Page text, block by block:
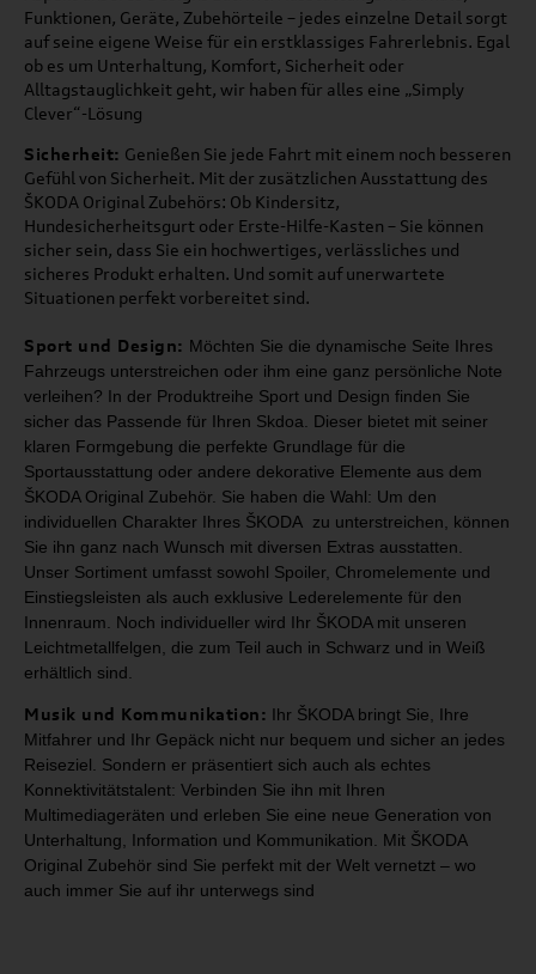
Funktionen, Geräte, Zubehörteile – jedes einzelne Detail sorgt
auf seine eigene Weise für ein erstklassiges Fahrerlebnis. Egal
ob es um Unterhaltung, Komfort, Sicherheit oder
Alltagstauglichkeit geht, wir haben für alles eine „Simply
Clever“-Lösung
Sicherheit: Genießen Sie jede Fahrt mit einem noch besseren
Gefühl von Sicherheit. Mit der zusätzlichen Ausstattung des
ŠKODA Original Zubehörs: Ob Kindersitz,
Hundesicherheitsgurt oder Erste-Hilfe-Kasten – Sie können
sicher sein, dass Sie ein hochwertiges, verlässliches und
sicheres Produkt erhalten. Und somit auf unerwartete
Situationen perfekt vorbereitet sind.
Sport und Design: Möchten Sie die dynamische Seite Ihres
Fahrzeugs unterstreichen oder ihm eine ganz persönliche Note
verleihen? In der Produktreihe Sport und Design finden Sie
sicher das Passende für Ihren Skdoa. Dieser bietet mit seiner
klaren Formgebung die perfekte Grundlage für die
Sportausstattung oder andere dekorative Elemente aus dem
ŠKODA Original Zubehör. Sie haben die Wahl: Um den
individuellen Charakter Ihres ŠKODA zu unterstreichen, können
Sie ihn ganz nach Wunsch mit diversen Extras ausstatten.
Unser Sortiment umfasst sowohl Spoiler, Chromelemente und
Einstiegsleisten als auch exklusive Lederelemente für den
Innenraum. Noch individueller wird Ihr ŠKODA mit unseren
Leichtmetallfelgen, die zum Teil auch in Schwarz und in Weiß
erhältlich sind.
Musik und Kommunikation: Ihr ŠKODA bringt Sie, Ihre
Mitfahrer und Ihr Gepäck nicht nur bequem und sicher an jedes
Reiseziel. Sondern er präsentiert sich auch als echtes
Konnektivitätstalent: Verbinden Sie ihn mit Ihren
Multimediageräten und erleben Sie eine neue Generation von
Unterhaltung, Information und Kommunikation. Mit ŠKODA
Original Zubehör sind Sie perfekt mit der Welt vernetzt – wo
auch immer Sie auf ihr unterwegs sind